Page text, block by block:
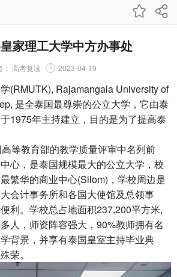
家理工大学中方办事处
高考复读 2023-04-19
(RMUTK), Rajamangala University of
是全泰国最尊崇的公立大学，它由泰
1975年主持建立，目的是为了提高泰
等教育部的教学质量评审中名列前
心，是泰国规模最大的公立大学，校
繁华的商业中心(Silom)，学校周边是
会计事务所和各国大使馆及总领事
利。学校总占地面积237,200平方米,
人，师资阵容强大，90%教师拥有名
背景，并享有泰国皇室主持毕业典
荣。